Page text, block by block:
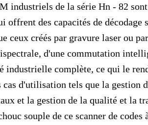
industriels de la série Hn - 82
offrent des capacités de décodage
ceux créés par gravure laser ou
d'une commutation
industrielle complète, ce qui le
d'utilisation tels que la gestion
et la gestion de la qualité et la
souple de ce scanner de